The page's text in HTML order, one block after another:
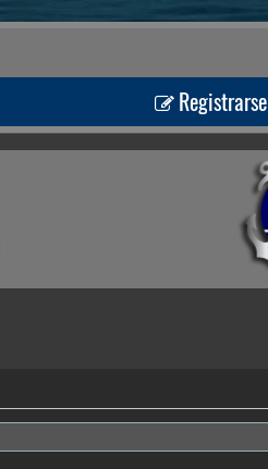
Registrarse